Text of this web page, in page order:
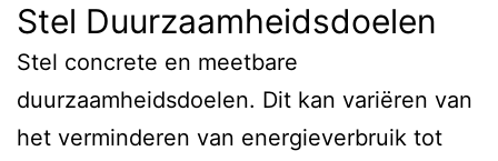
Stel Duurzaamheidsdoelen
Stel concrete en meetbare
duurzaamheidsdoelen. Dit kan variëren van
het verminderen van energieverbruik tot